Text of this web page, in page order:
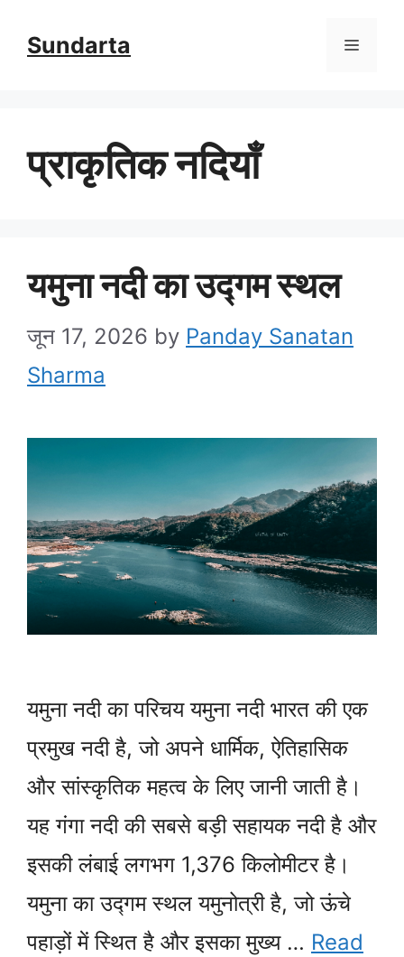
Sundarta Menu
प्राकृतिक नदियाँ
यमुना नदी का उद्गम स्थल
जून 17, 2026 by Panday Sanatan
Sharma
यमुना नदी का परिचय यमुना नदी भारत की एक
प्रमुख नदी है, जो अपने धार्मिक, ऐतिहासिक
और सांस्कृतिक महत्व के लिए जानी जाती है।
यह गंगा नदी की सबसे बड़ी सहायक नदी है और
इसकी लंबाई लगभग 1,376 किलोमीटर है।
यमुना का उद्गम स्थल यमुनोत्री है, जो ऊंचे
पहाड़ों में स्थित है और इसका मुख्य … Read